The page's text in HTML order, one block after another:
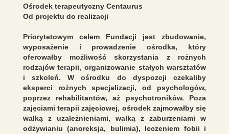
Ośrodek terapeutyczny Centaurus
Od projektu do realizacji
Priorytetowym celem Fundacji jest zbudowanie,
wyposażenie i prowadzenie ośrodka, który
oferowałby możliwość skorzystania z rożnych
rodzajów terapii, organizowanie stałych warsztatów
i szkoleń. W ośrodku do dyspozcji czekaliby
eksperci rożnych specjalizacji, od psychologów,
poprzez rehabilitantów, aż psychotroników. Poza
zajęciami terapii zajęciowej, ośrodek zajmowałby się
walką z uzależnieniami, walką z zaburzeniami w
odżywianiu (anoreksja, bulimia), leczeniem fobii i